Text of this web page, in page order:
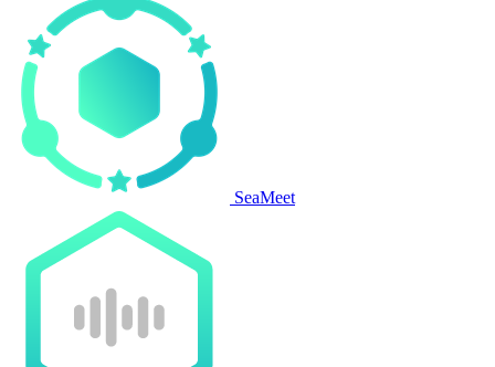
SeaMeet